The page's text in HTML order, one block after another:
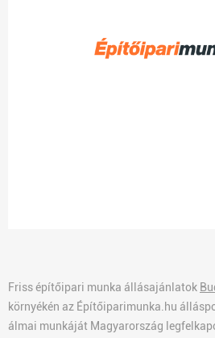
Friss építőipari munka állásajánlatok
környékén az Építőiparimunka.hu
álmai munkáját Magyarország